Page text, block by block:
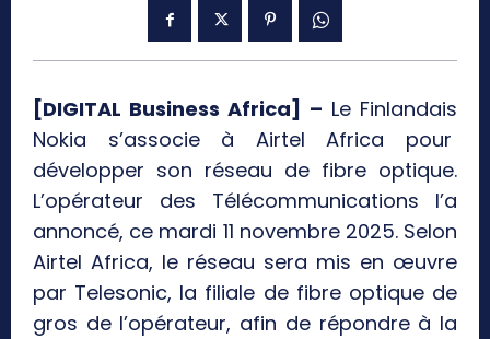
[DIGITAL Business Africa] – Le Finlandais
Nokia s’associe à Airtel Africa pour
développer son réseau de fibre optique.
L’opérateur des Télécommunications l’a
annoncé, ce mardi 11 novembre 2025. Selon
Airtel Africa, le réseau sera mis en œuvre
par Telesonic, la filiale de fibre optique de
gros de l’opérateur, afin de répondre à la